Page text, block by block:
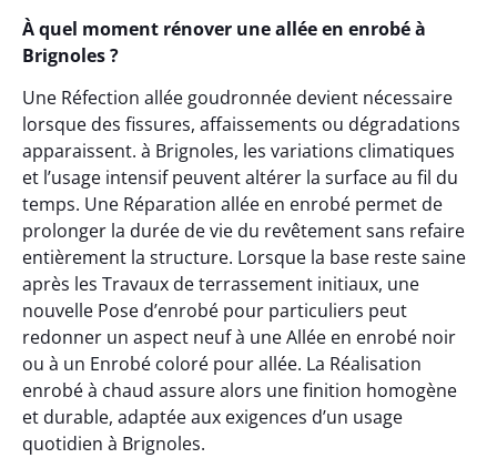
À quel moment rénover une allée en enrobé à
Brignoles ?
Une Réfection allée goudronnée devient nécessaire
lorsque des fissures, affaissements ou dégradations
apparaissent. à Brignoles, les variations climatiques
et l’usage intensif peuvent altérer la surface au fil du
temps. Une Réparation allée en enrobé permet de
prolonger la durée de vie du revêtement sans refaire
entièrement la structure. Lorsque la base reste saine
après les Travaux de terrassement initiaux, une
nouvelle Pose d’enrobé pour particuliers peut
redonner un aspect neuf à une Allée en enrobé noir
ou à un Enrobé coloré pour allée. La Réalisation
enrobé à chaud assure alors une finition homogène
et durable, adaptée aux exigences d’un usage
quotidien à Brignoles.